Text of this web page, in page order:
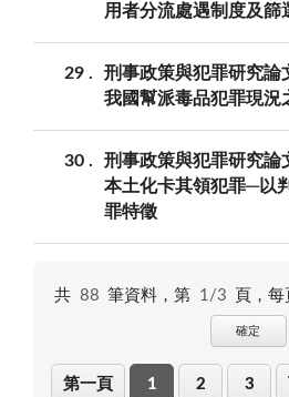
用者分流處遇制度及篩
29
刑事政策與犯罪研究論
我國幫派毒品犯罪現況
30
刑事政策與犯罪研究論
本土化卡其領犯罪─以
罪特徵
共 88 筆資料，第 1/3 頁，每
確定
第一頁 1 2 3